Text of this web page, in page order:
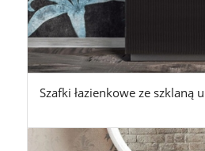
Szafki łazienkowe ze szklaną